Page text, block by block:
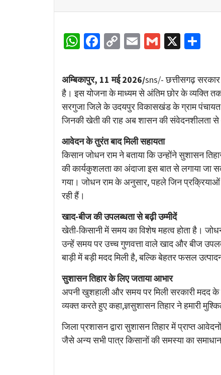
WhatsApp
Facebook
CopyEmailGmail
X
अम्बिकापुर, 11 मई 2026/sns/- छत्तीसगढ़ सरकार
है। इस योजना के माध्यम से अंतिम छोर के व्यक्ति
सरगुजा जिले के उदयपुर विकासखंड के ग्राम पंचायत
जिनकी खेती की राह अब शासन की संवेदनशीलता
आवेदन के तुरंत बाद मिली सहायता
किसान जोधन राम ने बताया कि उन्होंने सुशासन
की कार्यकुशलता का अंदाजा इस बात से लगाया जा
गया। जोधन राम के अनुसार, पहले जिन
रही हैं।
खाद-बीज की उपलब्धता से बढ़ी उम्मीदें
खेती-किसानी में समय का विशेष महत्व होता है।
उन्हें समय पर उच्च गुणवत्ता वाले खाद और बीज
बाड़ी में बड़ी मदद मिली है, बल्कि बेहतर फसल
सुशासन तिहार के लिए जताया आभार
अपनी खुशहाली और समय पर मिली सरकारी मदद के
व्यक्त करते हुए कहा,ज्ञसुशासन तिहार ने हमारी
जिला प्रशासन द्वारा सुशासन तिहार में प्राप्त
जैसे अन्य सभी पात्र किसानों की समस्या का समाधान